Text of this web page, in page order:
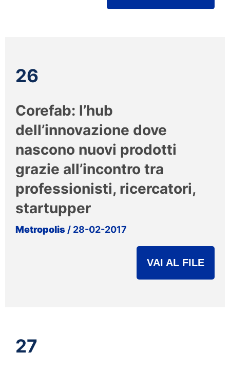
26
Corefab: l’hub
dell’innovazione dove
nascono nuovi prodotti
grazie all’incontro tra
professionisti, ricercatori,
startupper
Metropolis / 28-02-2017
VAI AL FILE
27